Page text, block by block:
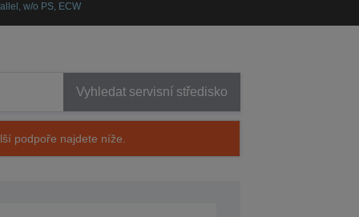
w/o PS, ECW
Vyhledat servisní středisko
podpoře najdete níže.